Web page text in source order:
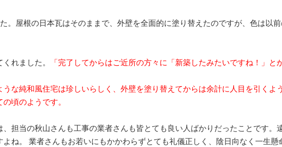
。屋根の日本瓦はそのままで、外壁を全面的に塗り替えたのですが、色は以
れました。
「完了してからはご近所の方々に「新築したみたいですね！」と
な純和風住宅は珍しいらしく、外壁を塗り替えてからは余計に人目を引くよ
頃のようです。
担当の秋山さんも工事の業者さんも皆とても良い人ばかりだったことです。
ね。 業者さんもお若いにもかかわらずとても礼儀正しく、陰日向なく一生